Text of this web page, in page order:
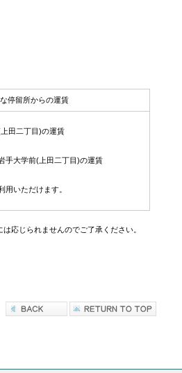
停留所からの運賃
田二丁目)の運賃
手大学前(上田二丁目)の運賃
いただけます。
応じられませんのでご了承ください。